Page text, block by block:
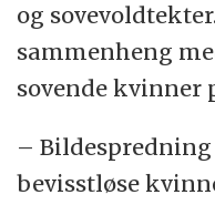
og
sammenheng
sovende kvinner
–
bevisstløse